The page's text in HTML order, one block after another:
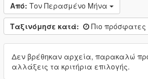
Από: Τον Περασμένο Μήνα
Ταξινόμησε κατά: Πιο
Δεν βρέθηκαν αρχεία, παρακαλώ
αλλάξεις τα κριτήρια επιλογής.